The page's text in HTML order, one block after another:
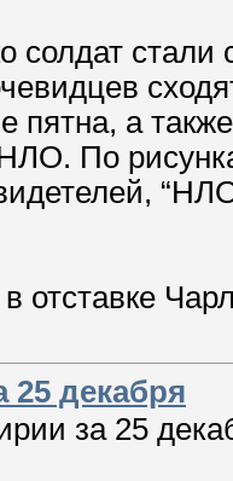
солдат
пятна, а
По
отставке
25 декабря
за 25